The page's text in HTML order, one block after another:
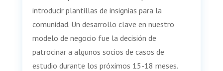
introducir plantillas de insignias para la
comunidad. Un desarrollo clave en nuestro
modelo de negocio fue la decisión de
patrocinar a algunos socios de casos de
estudio durante los próximos 15-18 meses.